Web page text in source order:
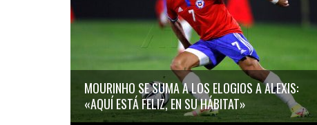
MOURINHO SE SUMA A LOS ELOGIOS A ALEXIS:
«AQUÍ ESTÁ FELIZ, EN SU HÁBITAT»